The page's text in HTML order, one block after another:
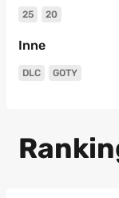
25 20
Inne
DLC GOTY